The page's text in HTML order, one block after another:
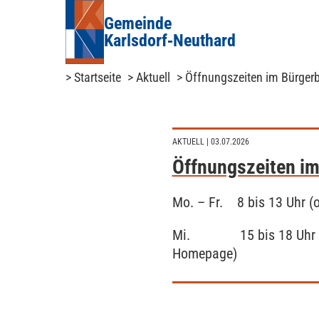
Gemeinde
Karlsdorf‑Neuthard
> Startseite > Aktuell > Öffnungszeiten im
AKTUELL| 03.07.2026
Öffnungszeiten
Mo. – Fr. 8 bis 13 Uhr
Mi. 15 bis 18 Uhr (nur
Homepage)